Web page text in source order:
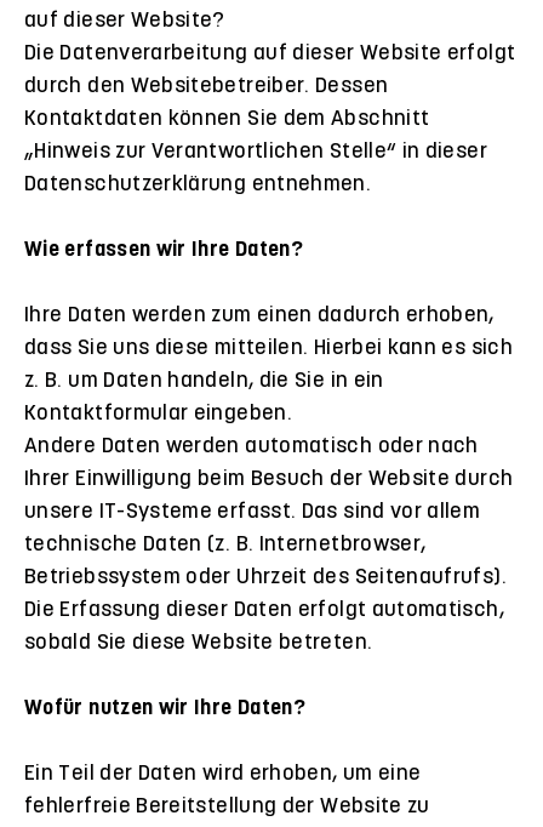
auf dieser Website?
Die Datenverarbeitung auf dieser Website erfolgt
durch den Websitebetreiber. Dessen
Kontaktdaten können Sie dem Abschnitt
„Hinweis zur Verantwortlichen Stelle“ in dieser
Datenschutzerklärung entnehmen.
Wie erfassen wir Ihre Daten?
Ihre Daten werden zum einen dadurch erhoben,
dass Sie uns diese mitteilen. Hierbei kann es sich
z. B. um Daten handeln, die Sie in ein
Kontaktformular eingeben.
Andere Daten werden automatisch oder nach
Ihrer Einwilligung beim Besuch der Website durch
unsere IT-Systeme erfasst. Das sind vor allem
technische Daten (z. B. Internetbrowser,
Betriebssystem oder Uhrzeit des Seitenaufrufs).
Die Erfassung dieser Daten erfolgt automatisch,
sobald Sie diese Website betreten.
Wofür nutzen wir Ihre Daten?
Ein Teil der Daten wird erhoben, um eine
fehlerfreie Bereitstellung der Website zu